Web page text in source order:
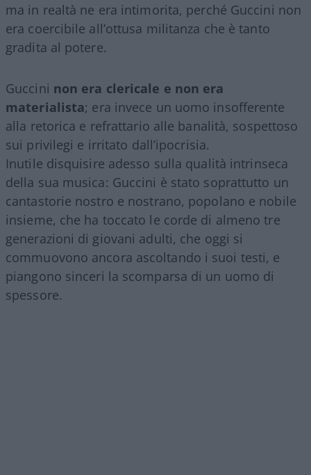
ma in realtà ne era intimorita, perché Guccini non
era coercibile all’ottusa militanza che è tanto
gradita al potere.
Guccini non era clericale e non era
materialista; era invece un uomo insofferente
alla retorica e refrattario alle banalità, sospettoso
sui privilegi e irritato dall’ipocrisia.
Inutile disquisire adesso sulla qualità intrinseca
della sua musica: Guccini è stato soprattutto un
cantastorie nostro e nostrano, popolano e nobile
insieme, che ha toccato le corde di almeno tre
generazioni di giovani adulti, che oggi si
commuovono ancora ascoltando i suoi testi, e
piangono sinceri la scomparsa di un uomo di
spessore.